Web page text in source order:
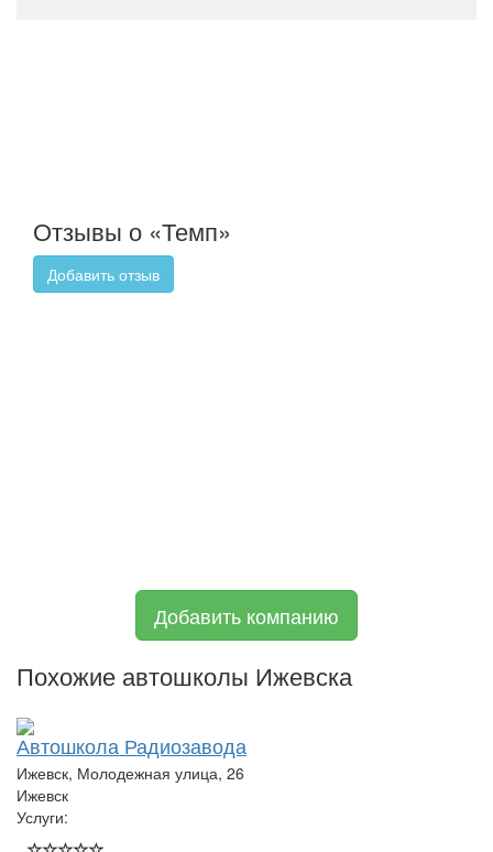
Отзывы о «Темп»
Добавить отзыв
Добавить компанию
Похожие автошколы Ижевска
Автошкола Радиозавода
Ижевск, Молодежная улица, 26
Ижевск
Услуги: